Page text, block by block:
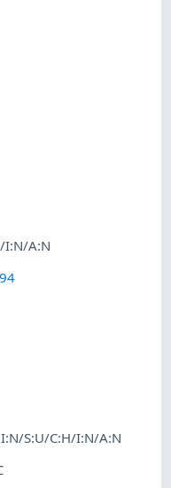
I:N/A:N
S:U/C:H/I:N/A:N